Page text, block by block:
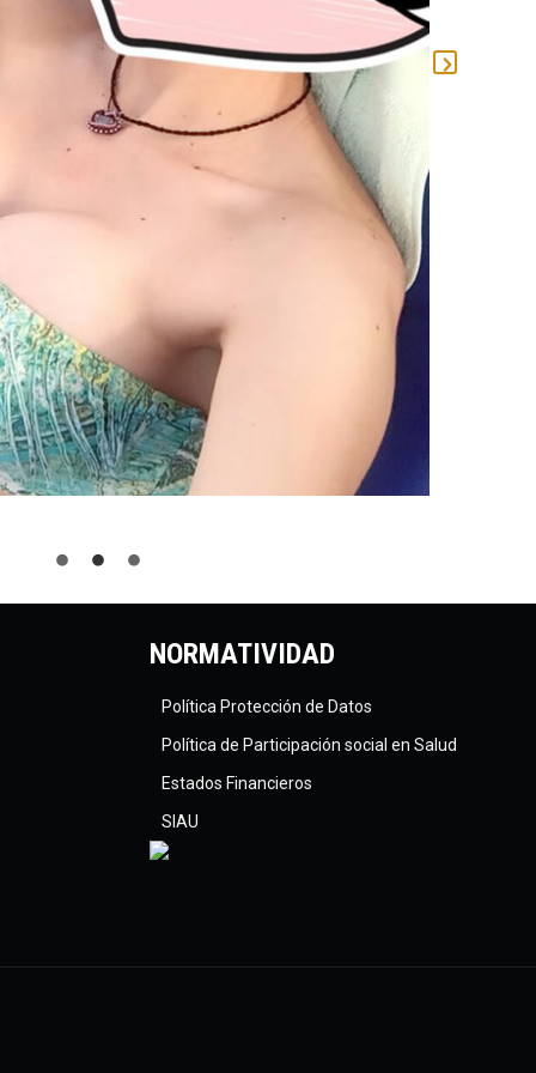
NORMATIVIDAD
Política Protección de Datos
Política de Participación social en Salud
Estados Financieros
SIAU